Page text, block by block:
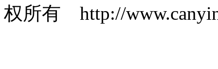
权所有 http://